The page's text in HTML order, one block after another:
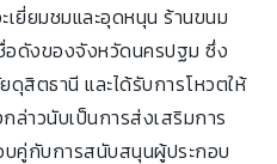
ยี่ยมชมและอุดหนุน ร้านขนม
อดังของจังหวัดนครปฐม ซึ่ง
สิตธานี และได้รับการโหวตให้
ล่าวนับเป็นการส่งเสริมการ
บคู่กับการสนับสนุนผู้ประกอบ